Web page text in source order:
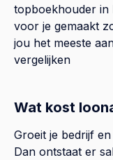
topboekhouder in
voor je gemaakt
jou het meeste
vergelijken
Wat kost
Groeit je bedrijf
Dan ontstaat er